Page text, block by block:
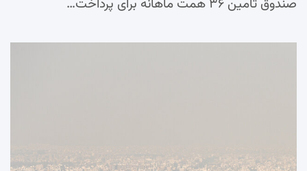
صندوق تأمین ۳۶ همت ماهانه برای پرداخت…